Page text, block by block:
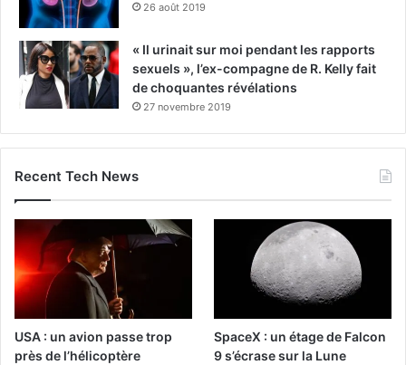
26 août 2019
« Il urinait sur moi pendant les rapports
sexuels », l’ex-compagne de R. Kelly fait
de choquantes révélations
27 novembre 2019
Recent Tech News
USA : un avion passe trop
près de l’hélicoptère
SpaceX : un étage de Falcon
9 s’écrase sur la Lune